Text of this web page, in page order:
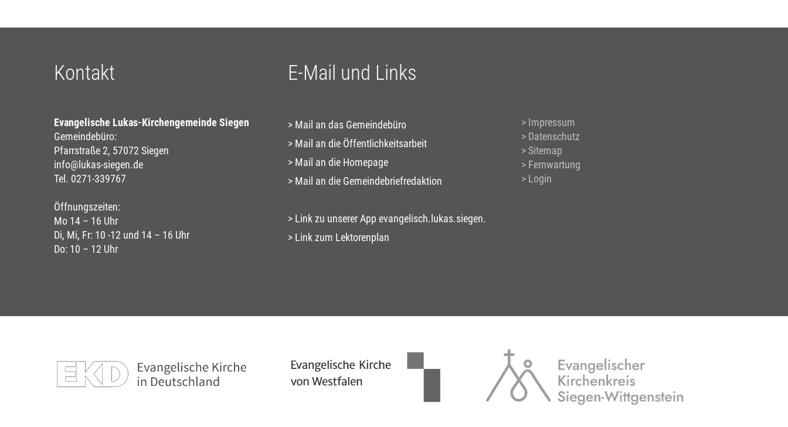
Kontakt
Evangelische Lukas-Kirchengemeinde Siegen
Gemeindebüro:
Pfarrstraße 2, 57072 Siegen
info@lukas-siegen.de
Tel. 0271-339767
Öffnungszeiten:
Mo 14 – 16 Uhr
Di, Mi, Fr: 10 -12 und 14 – 16 Uhr
Do: 10 – 12 Uhr
E-Mail und Links
Mail an das Gemeindebüro
Mail an die Öffentlichkeitsarbeit
Mail an die Homepage
Mail an die Gemeindebriefredaktion
Link zu unserer App evangelisch.lukas.siegen.
Link zum Lektorenplan
Impressum
Datenschutz
Sitemap
Fernwartung
Login